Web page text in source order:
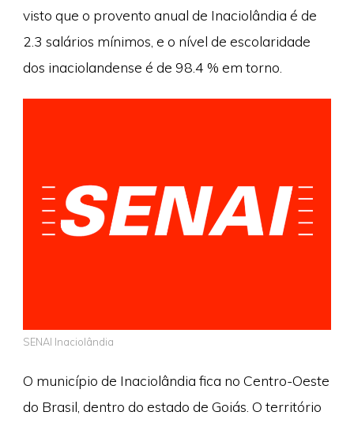
visto que o provento anual de Inaciolândia é de
2.3 salários mínimos, e o nível de escolaridade
dos inaciolandense é de 98.4 % em torno.
SENAI Inaciolândia
O município de Inaciolândia fica no Centro-Oeste
do Brasil, dentro do estado de Goiás. O território